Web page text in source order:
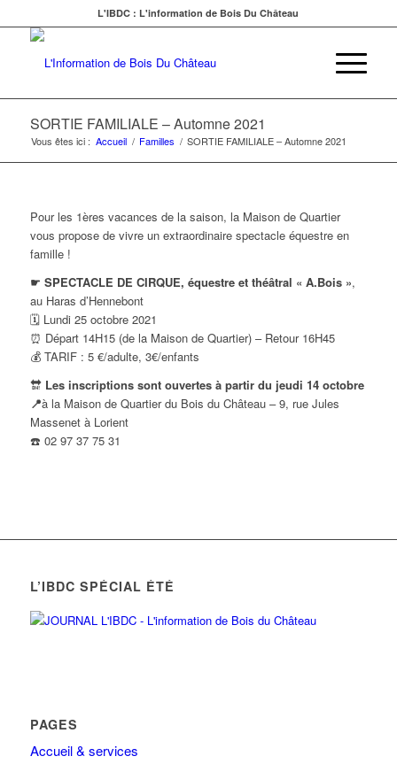
L'IBDC : L'information de Bois Du Château
SORTIE FAMILIALE – Automne 2021
Vous êtes ici : Accueil / Familles / SORTIE FAMILIALE – Automne 2021
Pour les 1ères vacances de la saison, la Maison de Quartier
vous propose de vivre un extraordinaire spectacle équestre en
famille !
☛ SPECTACLE DE CIRQUE, équestre et théâtral « A.Bois »,
au Haras d’Hennebont
🗓 Lundi 25 octobre 2021
⏰ Départ 14H15 (de la Maison de Quartier) – Retour 16H45
💰 TARIF : 5 €/adulte, 3€/enfants
🔛 Les inscriptions sont ouvertes à partir du jeudi 14 octobre
📍à la Maison de Quartier du Bois du Château – 9, rue Jules
Massenet à Lorient
☎️ 02 97 37 75 31
L’IBDC SPÉCIAL ÉTÉ
PAGES
Accueil & services